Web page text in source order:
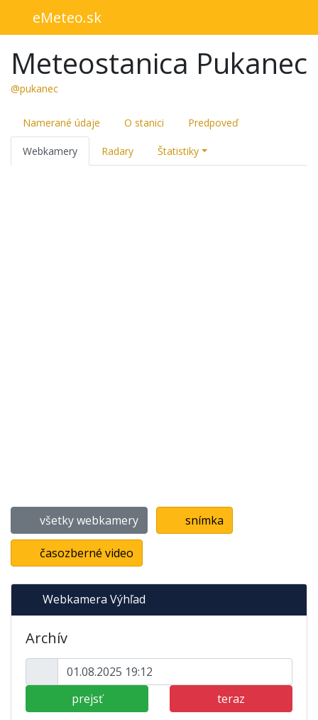
eMeteo.sk
Meteostanica Pukanec
@pukanec
Namerané údaje O stanici Predpoveď
Webkamery Radary Štatistiky
všetky webkamery snímka
časozberné video
Webkamera Výhľad
Archív
prejsť teraz